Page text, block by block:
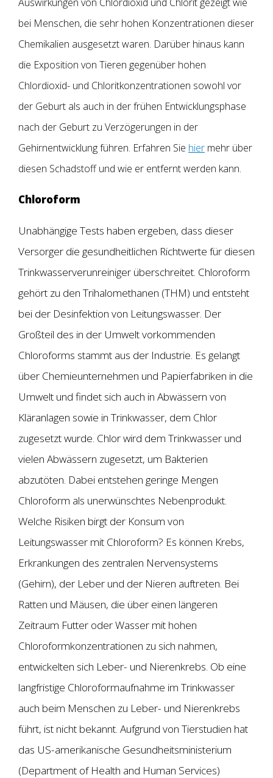
bei Menschen, die sehr hohen Konzentrationen dieser
Chemikalien ausgesetzt waren. Darüber hinaus kann
die Exposition von Tieren gegenüber hohen
Chlordioxid- und Chloritkonzentrationen sowohl vor
der Geburt als auch in der frühen Entwicklungsphase
nach der Geburt zu Verzögerungen in der
Gehirnentwicklung führen. Erfahren Sie hier mehr über
diesen Schadstoff und wie er entfernt werden kann.
Chloroform
Unabhängige Tests haben ergeben, dass dieser
Versorger die gesundheitlichen Richtwerte für diesen
Trinkwasserverunreiniger überschreitet. Chloroform
gehört zu den Trihalomethanen (THM) und entsteht
bei der Desinfektion von Leitungswasser. Der
Großteil des in der Umwelt vorkommenden
Chloroforms stammt aus der Industrie. Es gelangt
über Chemieunternehmen und Papierfabriken in die
Umwelt und findet sich auch in Abwässern von
Kläranlagen sowie in Trinkwasser, dem Chlor
zugesetzt wurde. Chlor wird dem Trinkwasser und
vielen Abwässern zugesetzt, um Bakterien
abzutöten. Dabei entstehen geringe Mengen
Chloroform als unerwünschtes Nebenprodukt.
Welche Risiken birgt der Konsum von
Leitungswasser mit Chloroform? Es können Krebs,
Erkrankungen des zentralen Nervensystems
(Gehirn), der Leber und der Nieren auftreten. Bei
Ratten und Mäusen, die über einen längeren
Zeitraum Futter oder Wasser mit hohen
Chloroformkonzentrationen zu sich nahmen,
entwickelten sich Leber- und Nierenkrebs. Ob eine
langfristige Chloroformaufnahme im Trinkwasser
auch beim Menschen zu Leber- und Nierenkrebs
führt, ist nicht bekannt. Aufgrund von Tierstudien hat
das US-amerikanische Gesundheitsministerium
(Department of Health and Human Services)